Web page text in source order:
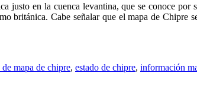
justo en la cuenca levantina, que se conoce
británica. Cabe señalar que el mapa de Chipre
de mapa de chipre, estado de chipre, información